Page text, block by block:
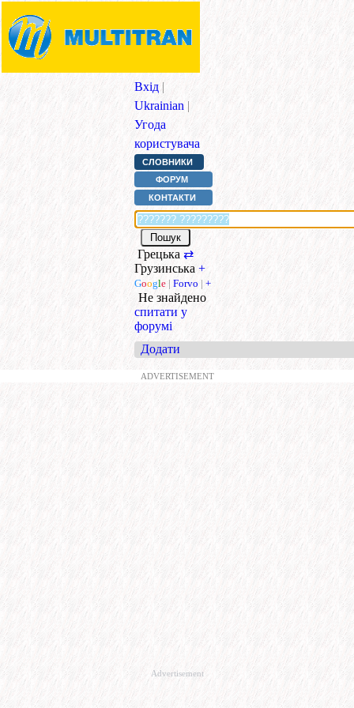
Вхід |
Ukrainian |
Угода
користувача
СЛОВНИКИ
ФОРУМ
КОНТАКТИ
Грецька ⇄
Грузинська +
Google | Forvo | +
Не знайдено
спитати у
форумі
Додати
ADVERTISEMENT
Advertisement